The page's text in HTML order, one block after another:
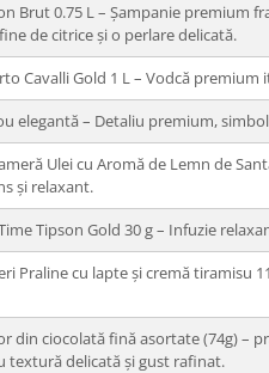
Brut 0.75 L – Șampanie premium
de citrice și o perlare delicată.
Cavalli Gold 1 L – Vodcă premium
elegantă – Detaliu premium,
Ulei cu Aromă de Lemn de
și relaxant.
Tipson Gold 30 g – Infuzie
Praline cu lapte și cremă tiramisu
din ciocolată fină asortate (74g) –
textură delicată și gust rafinat.